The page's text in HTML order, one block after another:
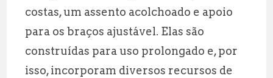
costas, um assento acolchoado e apoio
para os braços ajustável. Elas são
construídas para uso prolongado e, por
isso, incorporam diversos recursos de